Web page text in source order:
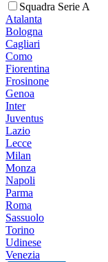
Squadra Serie A
Atalanta
Bologna
Cagliari
Como
Fiorentina
Frosinone
Genoa
Inter
Juventus
Lazio
Lecce
Milan
Monza
Napoli
Parma
Roma
Sassuolo
Torino
Udinese
Venezia